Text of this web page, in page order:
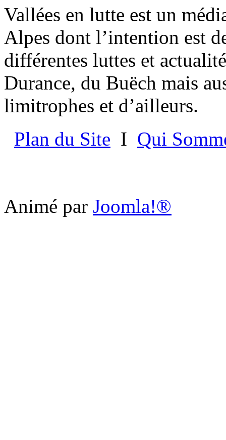
Vallées en lutte est un
Alpes dont l’intention est
différentes luttes et
Durance, du Buëch mais
limitrophes et d’ailleurs.
Plan du Site I Qui
Animé par Joomla!®